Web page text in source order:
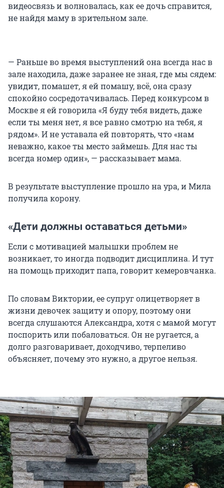
видеосвязь и волновалась, как ее дочь справится,
не найдя маму в зрительном зале.
— Раньше во время выступлений она всегда нас в
зале находила, даже заранее не зная, где мы сядем:
увидит, помашет, я ей помашу, всё, она сразу
спокойно сосредотачивалась. Перед конкурсом в
Москве я ей говорила «Я буду тебя видеть, даже
если ты меня нет, я все равно смотрю на тебя, я
рядом». И не уставала ей повторять, что «нам
неважно, какое ты место займешь. Для нас ты
всегда номер один», — рассказывает мама.
В результате выступление прошло на ура, и Мила
получила корону.
«Дети должны оставаться детьми»
Если с мотивацией малышки проблем не
возникает, то иногда подводит дисциплина. И тут
на помощь приходит папа, говорит кемеровчанка.
По словам Виктории, ее супруг олицетворяет в
жизни девочек защиту и опору, поэтому они
всегда слушаются Александра, хотя с мамой могут
поспорить или побаловаться. Он не ругается, а
долго разговаривает, доходчиво, терпеливо
объясняет, почему это нужно, а другое нельзя.